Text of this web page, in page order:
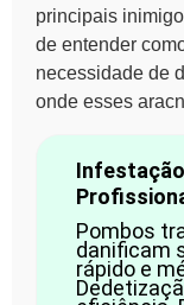
principais
de entender
necessidade de
onde esses
Pombos
danificam
rápido e